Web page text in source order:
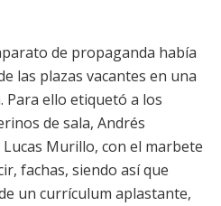
de propaganda había
las plazas vacantes en una
ello etiquetó a los
de sala, Andrés
Murillo, con el marbete
fachas, siendo así que
un currículum aplastante,